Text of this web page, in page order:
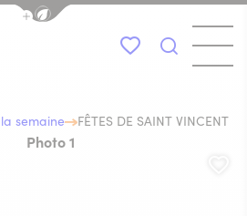
Afficher la barre de navigation du
Mes favoris
Je
semaine FÊTES DE SAINT VINCENT
Photo 1, © saint vincent